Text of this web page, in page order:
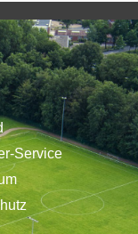
Service